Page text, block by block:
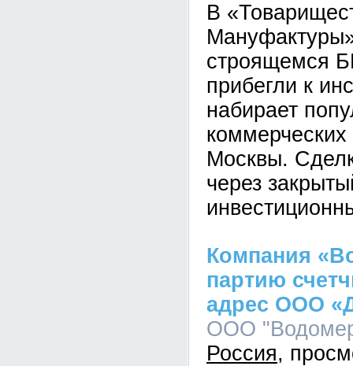
В
строящемся
прибегли к
набирает
Москвы.
через
Компания
партию
адрес ООО
ООО
Россия